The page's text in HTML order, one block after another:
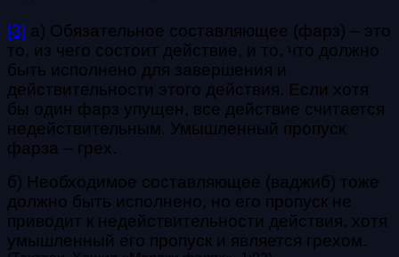
[3] а) Обязательное составляющее (фарз) – это
то, из чего состоит действие, и то, что должно
быть исполнено для завершения и
действительности этого действия. Если хотя
бы один фарз упущен, все действие считается
недействительным. Умышленный пропуск
фарза – грех.
б) Необходимое составляющее (ваджиб) тоже
должно быть исполнено, но его пропуск не
приводит к недействительности действия, хотя
умышленный его пропуск и является грехом.